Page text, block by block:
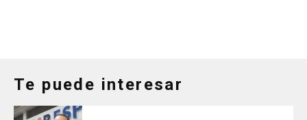
Te puede interesar